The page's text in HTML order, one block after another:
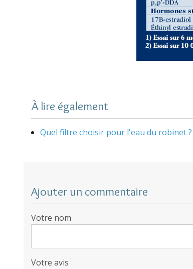
À lire également
Quel filtre choisir pour l'eau du robinet ?
Ajouter un commentaire
Votre nom
Votre avis